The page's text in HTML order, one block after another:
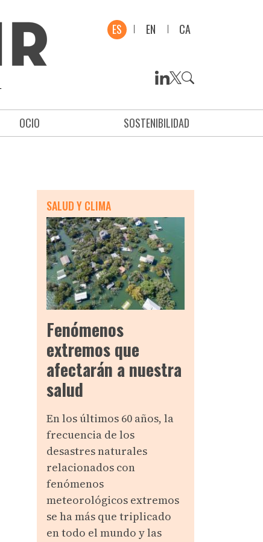
ES EN CA
OCIO SOSTENIBILIDAD
SALUD Y CLIMA
Fenómenos
extremos que
afectarán a nuestra
salud
En los últimos 60 años, la
frecuencia de los
desastres naturales
relacionados con
fenómenos
meteorológicos extremos
se ha más que triplicado
en todo el mundo y las